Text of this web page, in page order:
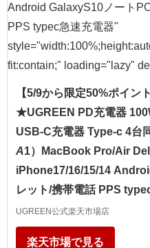
Android GalaxyS10ノート
PPS typec急速充電器"
fit:contain;" loading="lazy"
【5/9から限定50%ポイン
★UGREEN PD充電器
USB-C充電器 Type-c 4台
A1）MacBook Pro/Air
iPhone17/16/15/14
レット/携帯電話 PPS
UGREEN公式楽天市場店
楽天市場で見る